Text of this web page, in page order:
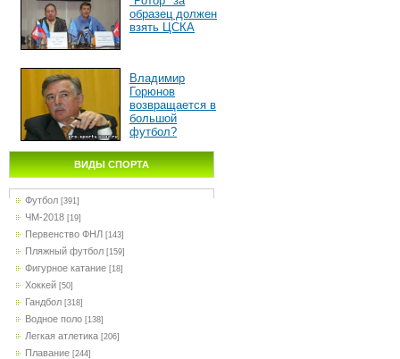
образец должен
взять ЦСКА
Владимир
Горюнов
возвращается в
большой
футбол?
ВИДЫ СПОРТА
Футбол [391]
ЧМ-2018 [19]
Первенство ФНЛ [143]
Пляжный футбол [159]
Фигурное катание [18]
Хоккей [50]
Гандбол [318]
Водное поло [138]
Легкая атлетика [206]
Плавание [244]